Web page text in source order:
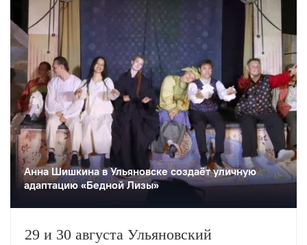
Анна Шишкина в Ульяновске создаëт уличную
адаптацию «Бедной Лизы»
29 и 30 августа Ульяновский